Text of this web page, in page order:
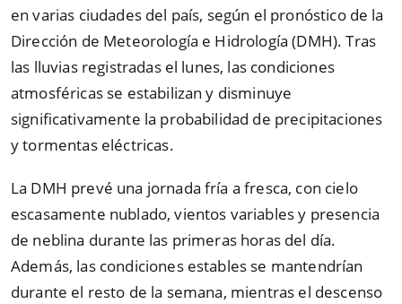
en varias ciudades del país, según el pronóstico de la
Dirección de Meteorología e Hidrología (DMH). Tras
las lluvias registradas el lunes, las condiciones
atmosféricas se estabilizan y disminuye
significativamente la probabilidad de precipitaciones
y tormentas eléctricas.
La DMH prevé una jornada fría a fresca, con cielo
escasamente nublado, vientos variables y presencia
de neblina durante las primeras horas del día.
Además, las condiciones estables se mantendrían
durante el resto de la semana, mientras el descenso